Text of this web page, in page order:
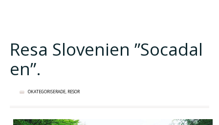
Resa Slovenien ”Socadal
en”.
OKATEGORISERADE, RESOR